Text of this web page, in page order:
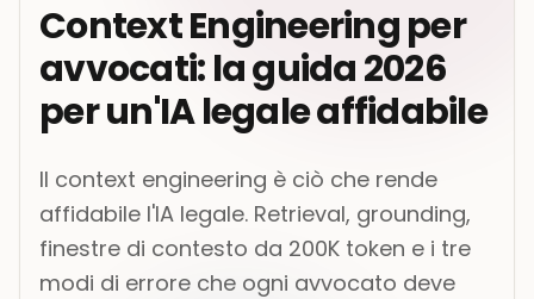
Context Engineering per
avvocati: la guida 2026
per un'IA legale affidabile
Il context engineering è ciò che rende
affidabile l'IA legale. Retrieval, grounding,
finestre di contesto da 200K token e i tre
modi di errore che ogni avvocato deve